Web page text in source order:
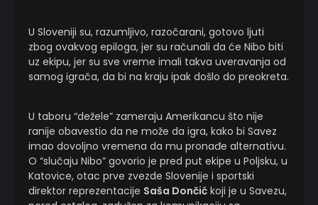
U Sloveniji su, razumljivo, razočarani, gotovo ljuti
zbog ovakvog epiloga, jer su računali da će Nibo biti
uz ekipu, jer su sve vreme imali takva uveravanja od
samog igrača, da bi na kraju ipak došlo do preokreta.
U taboru “dežele” zameraju Amerikancu što nije
ranije obavestio da ne može da igra, kako bi Savez
imao dovoljno vremena da mu pronađe alternativu.
O “slučaju Nibo” govorio je pred put ekipe u Poljsku, u
Katovice, otac prve zvezde Slovenije i sportski
direktor reprezentacije Saša Dončić koji je u Savezu,